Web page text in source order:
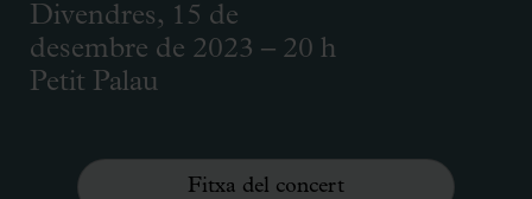
Divendres, 15 de
desembre de 2023 – 20 h
Petit Palau
Fitxa del concert